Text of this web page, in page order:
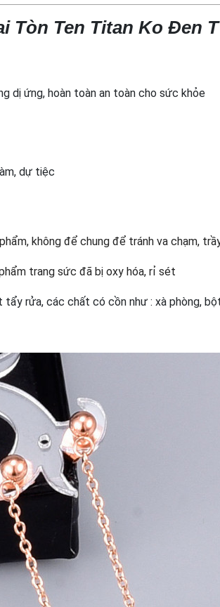
Tòn Ten Titan Ko Đen
dị ứng, hoàn toàn an toàn cho sức khỏe
dự tiệc
không để chung để tránh va chạm,
trang sức đã bị oxy hóa, rỉ sét
rửa, các chất có cồn như : xà phòng,